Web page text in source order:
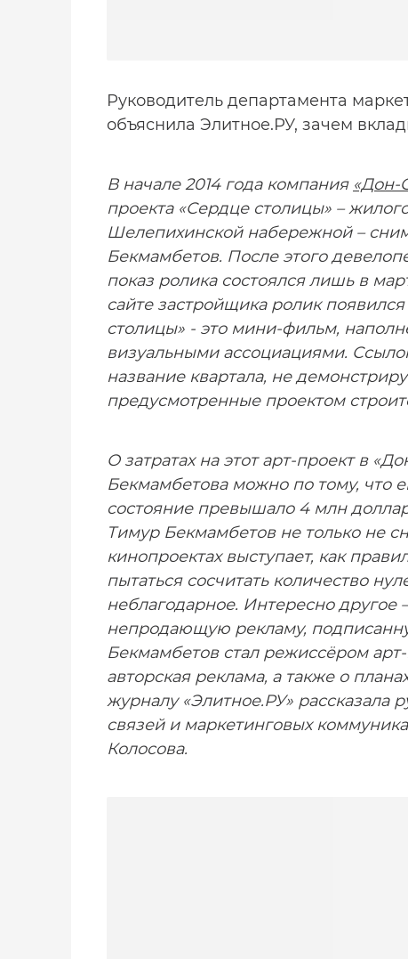
Руководитель департамента
объяснила Элитное.РУ, зачем
В начале 2014 года компания «Дон-
проекта «Сердце столицы» –
Шелепихинской набережной –
Бекмамбетов. После этого
показ ролика состоялся лишь в
сайте застройщика ролик
столицы» - это мини-фильм,
визуальными ассоциациями.
название квартала, не
предусмотренные проектом
О затратах на этот арт-проект в
Бекмамбетова можно по тому, что
состояние превышало 4 млн
Тимур Бекмамбетов не только не
кинопроектах выступает, как
пытаться сосчитать количество
неблагодарное. Интересно
непродающую рекламу,
Бекмамбетов стал режиссёром
авторская реклама, а также о
журналу «Элитное.РУ» рассказала
связей и маркетинговых
Колосова.